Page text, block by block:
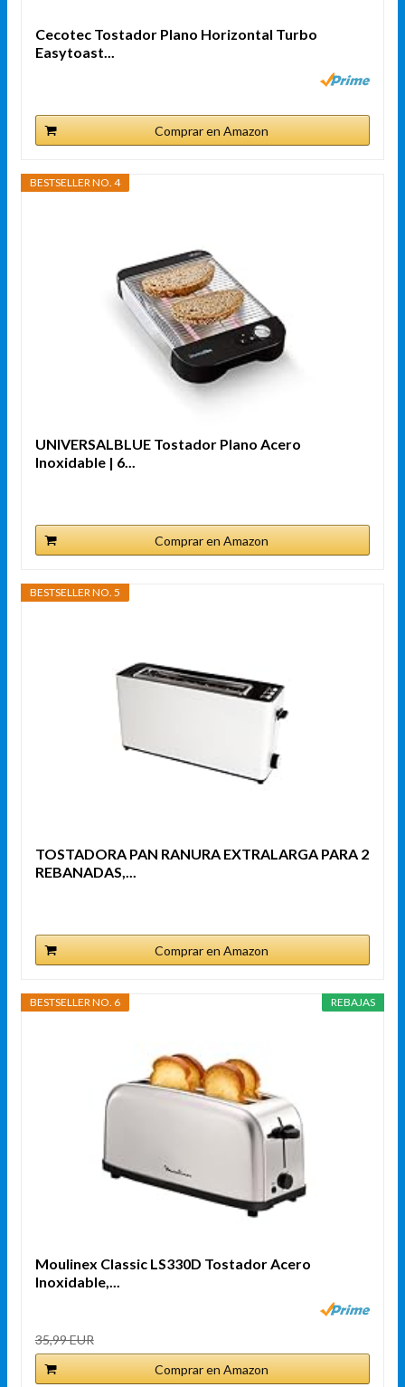
Cecotec Tostador Plano Horizontal Turbo
Easytoast...
Comprar en Amazon
BESTSELLER NO. 4
UNIVERSALBLUE Tostador Plano Acero
Inoxidable | 6...
Comprar en Amazon
BESTSELLER NO. 5
TOSTADORA PAN RANURA EXTRALARGA PARA 2
REBANADAS,...
Comprar en Amazon
REBAJAS
BESTSELLER NO. 6
Moulinex Classic LS330D Tostador Acero
Inoxidable,...
35,99 EUR
Comprar en Amazon